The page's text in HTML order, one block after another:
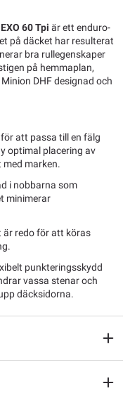
60 Tpi är ett enduro-
på däcket har resulterat
bra rullegenskaper
på hemmaplan,
DHF designad och
att passa till en fälg
optimal placering av
marken.
i nobbarna som
minimerar
är redo för att köras
punkteringsskydd
vassa stenar och
däcksidorna.